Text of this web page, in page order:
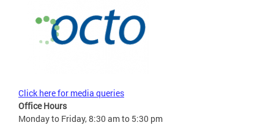
Click here for media queries
Office Hours
Monday to Friday, 8:30 am to 5:30 pm